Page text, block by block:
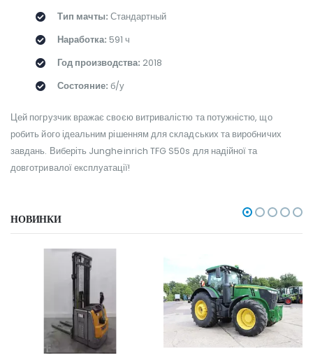
Тип мачты: Стандартный
Наработка: 591 ч
Год производства: 2018
Состояние: б/у
Цей погрузчик вражає своєю витривалістю та потужністю, що
робить його ідеальним рішенням для складських та виробничих
завдань. Виберіть Jungheinrich TFG S50s для надійної та
довготривалої експлуатації!
НОВИНКИ